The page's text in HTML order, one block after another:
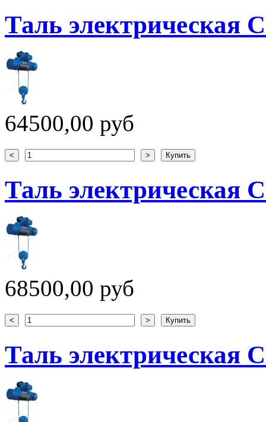
Таль электрическая
64500,00 руб
Таль электрическая
68500,00 руб
Таль электрическая